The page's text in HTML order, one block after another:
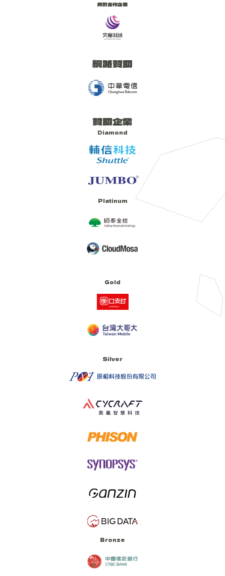
特別合作企業
網路贊助
贊助企業
Diamond
Platinum
Gold
Silver
Bronze